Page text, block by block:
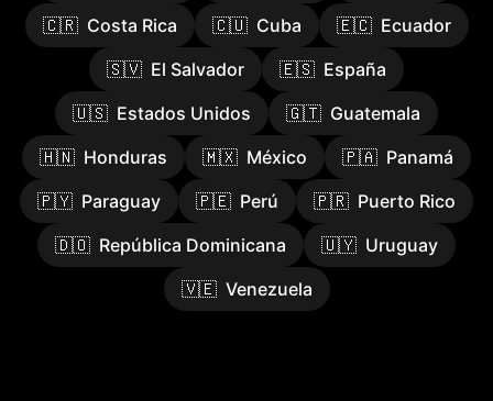
🇨🇷 Costa Rica 🇨🇺 Cuba 🇪🇨 Ecuador
🇸🇻 El Salvador 🇪🇸 España
🇺🇸 Estados Unidos 🇬🇹 Guatemala
🇭🇳 Honduras 🇲🇽 México 🇵🇦 Panamá
🇵🇾 Paraguay 🇵🇪 Perú 🇵🇷 Puerto Rico
🇩🇴 República Dominicana 🇺🇾 Uruguay
🇻🇪 Venezuela